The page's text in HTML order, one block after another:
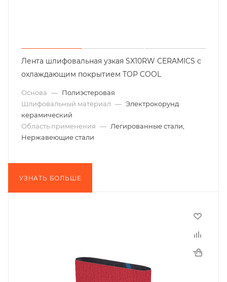
Лента шлифовальная узкая SX10RW CERAMICS с
охлаждающим покрытием TOP COOL
Основа — Полиэстеровая
Шлифовальный материал — Электрокорунд
керамический
Область применения — Легированные стали,
Нержавеющие стали
УЗНАТЬ БОЛЬШЕ